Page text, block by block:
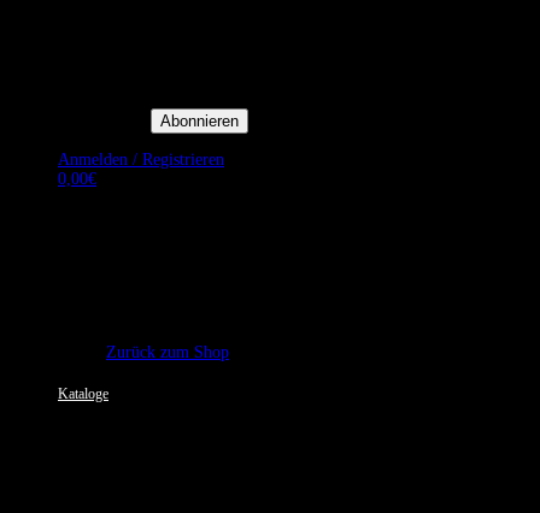
Anmelden / Registrieren
0,00€
Zurück zum Shop
Kataloge